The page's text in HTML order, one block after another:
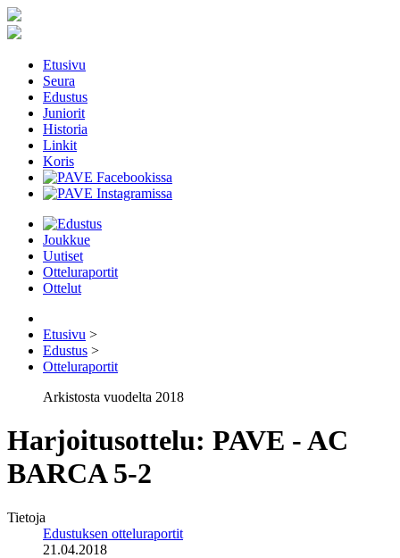
Etusivu
Seura
Edustus
Juniorit
Historia
Linkit
Koris
Joukkue
Uutiset
Otteluraportit
Ottelut
Etusivu >
Edustus >
Otteluraportit
Arkistosta vuodelta 2018
Harjoitusottelu: PAVE - AC
BARCA 5-2
Tietoja
Edustuksen otteluraportit
21.04.2018